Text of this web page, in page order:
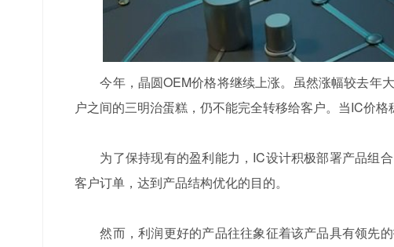
今年，晶圆OEM价格将继续上涨。虽然涨幅较去年大
户之间的三明治蛋糕，仍不能完全转移给客户。当IC价格
为了保持现有的盈利能力，IC设计积极部署产品组合
客户订单，达到产品结构优化的目的。
然而，利润更好的产品往往象征着该产品具有领先的